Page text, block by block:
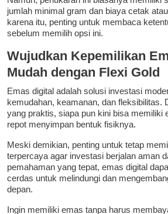
jumlah minimal gram dan biaya cetak
karena itu, penting untuk membaca
sebelum memilih opsi ini.
Wujudkan Kepemilikan
Mudah dengan Flexi Gold
Emas digital adalah solusi investasi
kemudahan, keamanan, dan fleksibilitas.
yang praktis, siapa pun kini bisa memiliki
repot menyimpan bentuk fisiknya.
Meski demikian, penting untuk tetap
terpercaya agar investasi berjalan aman
pemahaman yang tepat, emas digital
cerdas untuk melindungi dan
depan.
Ingin memiliki emas tanpa harus